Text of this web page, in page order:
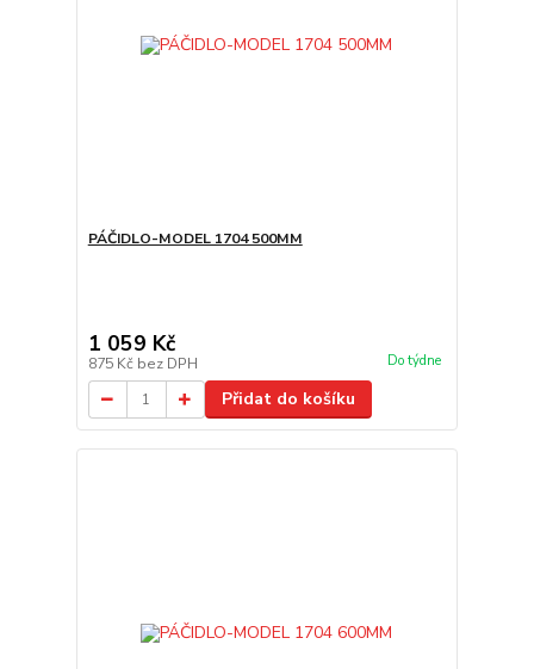
PÁČIDLO-MODEL 1704 500MM
1 059 Kč
875 Kč bez DPH Do týdne
Přidat do košíku